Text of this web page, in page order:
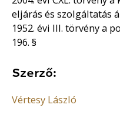
eljárás és szolgáltatás
1952. évi III. törvény a
196. §
Szerző:
Vértesy László